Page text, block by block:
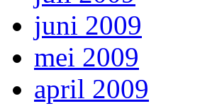
juni 2009
mei 2009
april 2009